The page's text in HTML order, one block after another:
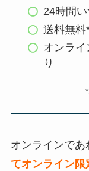
24時間
送料無料
オンラ
り
*
オンラインであ
てオンライン